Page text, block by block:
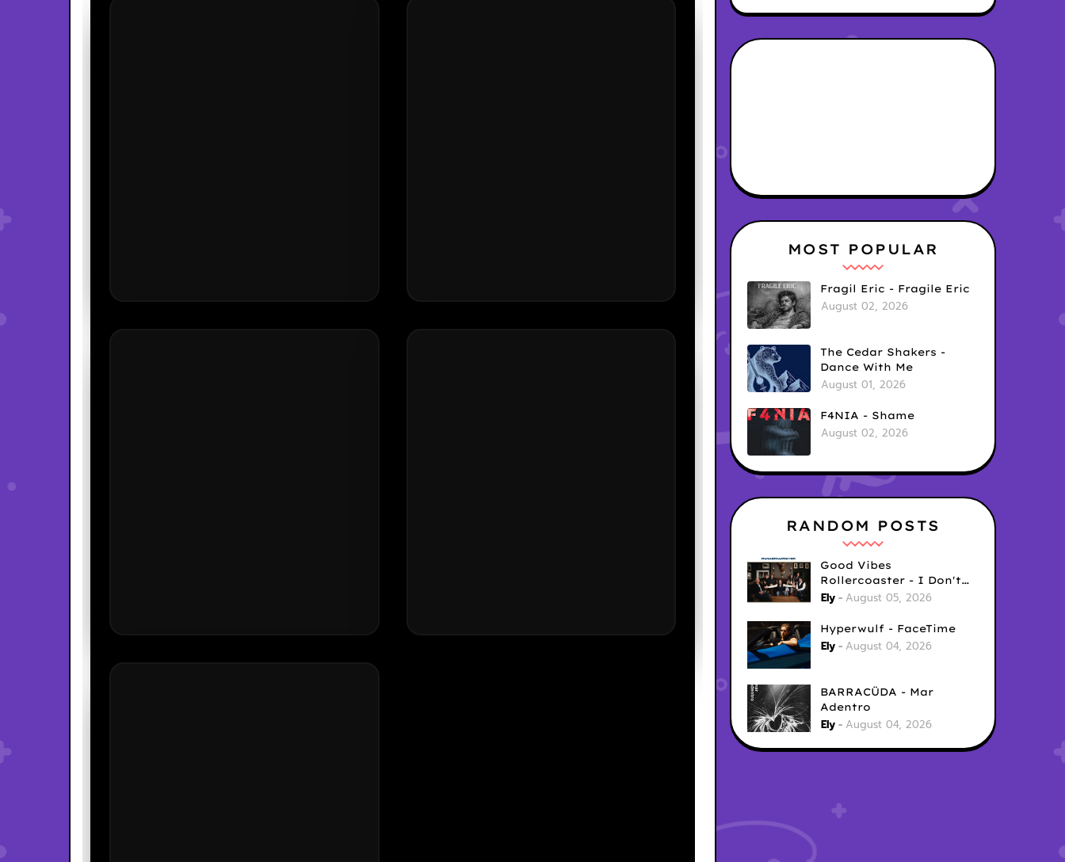
MOST POPULAR
Fragil Eric - Fragile Eric
August 02, 2026
The Cedar Shakers -
Dance With Me
August 01, 2026
F4NIA - Shame
August 02, 2026
RANDOM POSTS
Good Vibes
Rollercoaster - I Don't
Care
Ely August 05, 2026
Hyperwulf - FaceTime
Ely August 04, 2026
BARRACÜDA - Mar
Adentro
Ely August 04, 2026